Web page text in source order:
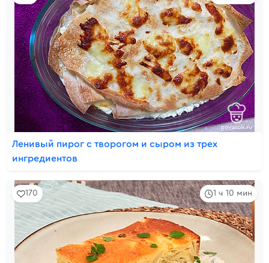
Ленивый пирог с творогом и сыром из трех
ингредиентов
1 ч 10 мин
170